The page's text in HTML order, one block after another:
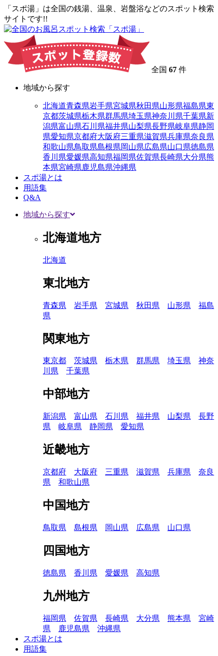
「スポ湯」は全国の銭湯、温泉、岩盤浴などのスポット検索
サイトです!!
全国 67 件
地域から探す
北海道青森県岩手県宮城県秋田県山形県福島県東
京都茨城県栃木県群馬県埼玉県神奈川県千葉県新
潟県富山県石川県福井県山梨県長野県岐阜県静岡
県愛知県京都府大阪府三重県滋賀県兵庫県奈良県
和歌山県鳥取県島根県岡山県広島県山口県徳島県
香川県愛媛県高知県福岡県佐賀県長崎県大分県熊
本県宮崎県鹿児島県沖縄県
スポ湯とは
用語集
Q&A
地域から探す
北海道地方
北海道
東北地方
青森県 岩手県 宮城県 秋田県 山形県
福島
県
関東地方
東京都 茨城県 栃木県 群馬県 埼玉県
神奈
川県
千葉県
中部地方
新潟県 富山県 石川県 福井県 山梨県
長野
県
岐阜県 静岡県 愛知県
近畿地方
京都府 大阪府 三重県 滋賀県 兵庫県
奈良
県
和歌山県
中国地方
鳥取県 島根県 岡山県 広島県 山口県
四国地方
徳島県 香川県 愛媛県 高知県
九州地方
福岡県 佐賀県 長崎県 大分県 熊本県
宮崎
県
鹿児島県
沖縄県
スポ湯とは
用語集